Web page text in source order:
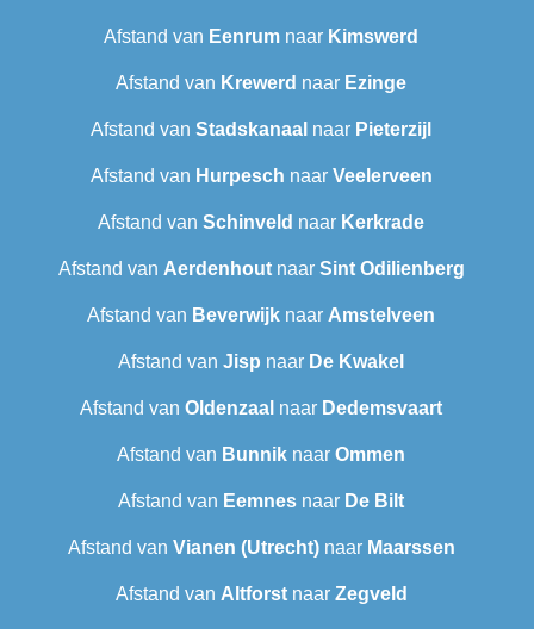
Afstand van Eenrum naar Kimswerd
Afstand van Krewerd naar Ezinge
Afstand van Stadskanaal naar Pieterzijl
Afstand van Hurpesch naar Veelerveen
Afstand van Schinveld naar Kerkrade
Afstand van Aerdenhoutnaar Sint Odilienberg
Afstand van Beverwijk naar Amstelveen
Afstand van Jisp naar De Kwakel
Afstand van Oldenzaal naar Dedemsvaart
Afstand van Bunnik naar Ommen
Afstand van Eemnes naar De Bilt
Afstand van Vianen (Utrecht)naar Maarssen
Afstand van Altforstnaar Zegveld